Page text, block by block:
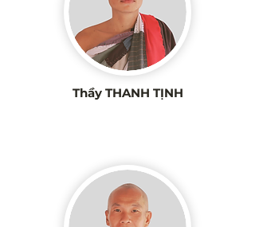
Thầy THANH TỊNH